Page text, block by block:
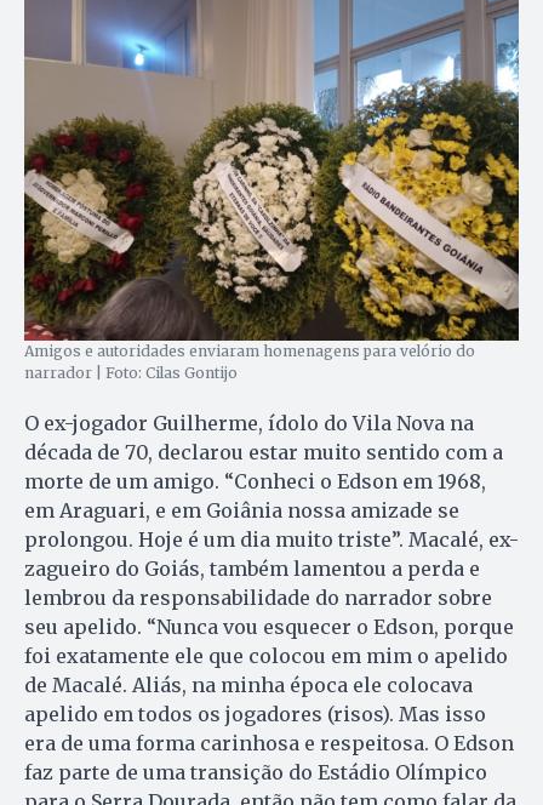
Amigos e autoridades enviaram homenagens para velório do
narrador | Foto: Cilas Gontijo
O ex-jogador Guilherme, ídolo do Vila Nova na
década de 70, declarou estar muito sentido com a
morte de um amigo. “Conheci o Edson em 1968,
em Araguari, e em Goiânia nossa amizade se
prolongou. Hoje é um dia muito triste”. Macalé, ex-
zagueiro do Goiás, também lamentou a perda e
lembrou da responsabilidade do narrador sobre
seu apelido. “Nunca vou esquecer o Edson, porque
foi exatamente ele que colocou em mim o apelido
de Macalé. Aliás, na minha época ele colocava
apelido em todos os jogadores (risos). Mas isso
era de uma forma carinhosa e respeitosa. O Edson
faz parte de uma transição do Estádio Olímpico